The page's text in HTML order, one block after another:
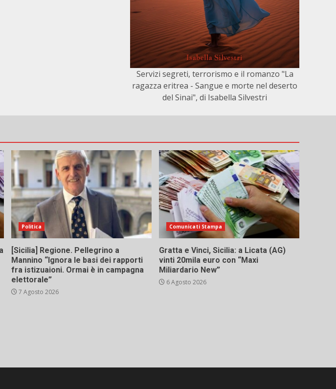
Servizi segreti, terrorismo e il romanzo "La
ragazza eritrea - Sangue e morte nel deserto
del Sinai", di Isabella Silvestri
Politica
[Sicilia] Regione. Pellegrino a
Mannino “Ignora le basi dei rapporti
fra istizuaioni. Ormai è in campagna
elettorale”
7 Agosto 2026
Comunicati Stampa
Gratta e Vinci, Sicilia: a Licata (AG)
vinti 20mila euro con “Maxi
Miliardario New”
6 Agosto 2026